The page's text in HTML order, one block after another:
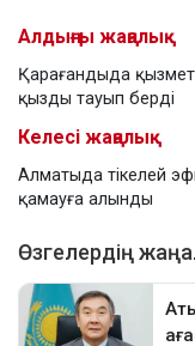
Алдыңғы жаңалық
Қарағандыда
қызды тауып берді
Келесі жаңалық
Алматыда тікелей
қамауға алынды